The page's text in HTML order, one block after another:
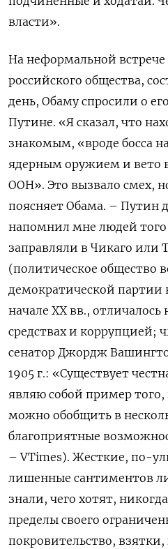
власти».
На неформальной
российского общества,
день, Обаму спросили о
Путине. «Я сказал, что
знакомым, «вроде босса
ядерным оружием и вето
ООН». Это вызвало смех,
поясняет Обама. – Путин
напомнил мне людей того
заправляли в Чикаго или
(политическое общество
демократической
начале XX вв.,
средствах и коррупцией;
сенатор Джордж
1905 г.: «Существует
являю собой пример того,
можно обобщить в
благоприятные
– VTimes). Жесткие, по-
лишенные сантиментов
знали, чего хотят,
пределы своего
покровительство,